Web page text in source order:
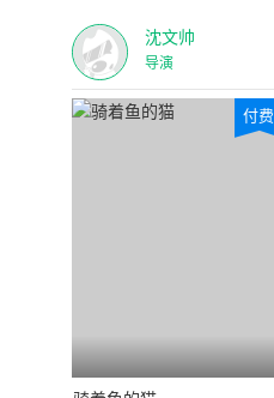
沈文帅
导演
付费